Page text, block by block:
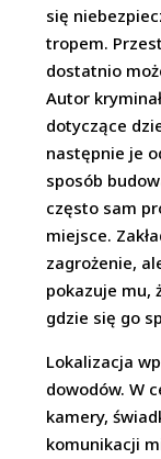
się
tropem.
dostatnio
Autor
dotyczące
następnie je
sposób
często sam
miejsce.
zagrożenie,
pokazuje mu,
gdzie się go
Lokalizacja
dowodów. W
kamery,
komunikacji